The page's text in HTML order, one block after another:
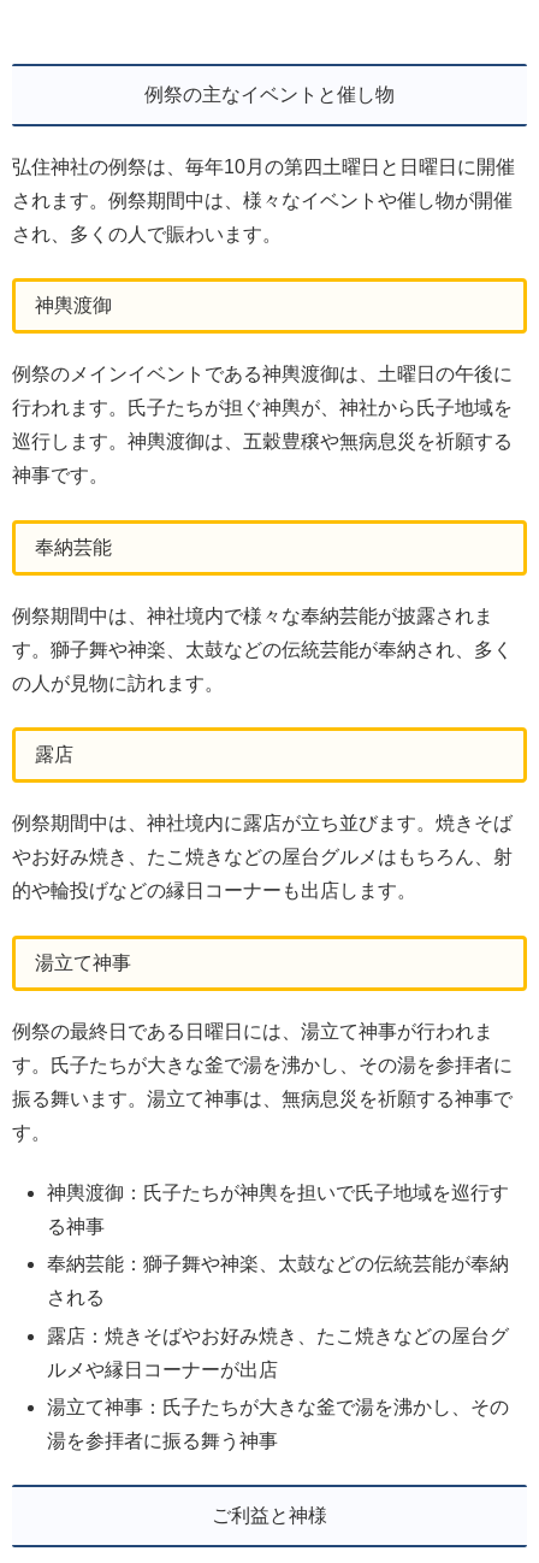
例祭の主なイベントと催し物
弘住神社の例祭は、毎年10月の第四土曜日と日曜日に開催
されます。例祭期間中は、様々なイベントや催し物が開催
され、多くの人で賑わいます。
神輿渡御
例祭のメインイベントである神輿渡御は、土曜日の午後に
行われます。氏子たちが担ぐ神輿が、神社から氏子地域を
巡行します。神輿渡御は、五穀豊穣や無病息災を祈願する
神事です。
奉納芸能
例祭期間中は、神社境内で様々な奉納芸能が披露されま
す。獅子舞や神楽、太鼓などの伝統芸能が奉納され、多く
の人が見物に訪れます。
露店
例祭期間中は、神社境内に露店が立ち並びます。焼きそば
やお好み焼き、たこ焼きなどの屋台グルメはもちろん、射
的や輪投げなどの縁日コーナーも出店します。
湯立て神事
例祭の最終日である日曜日には、湯立て神事が行われま
す。氏子たちが大きな釜で湯を沸かし、その湯を参拝者に
振る舞います。湯立て神事は、無病息災を祈願する神事で
す。
神輿渡御：氏子たちが神輿を担いで氏子地域を巡行す
る神事
奉納芸能：獅子舞や神楽、太鼓などの伝統芸能が奉納
される
露店：焼きそばやお好み焼き、たこ焼きなどの屋台グ
ルメや縁日コーナーが出店
湯立て神事：氏子たちが大きな釜で湯を沸かし、その
湯を参拝者に振る舞う神事
ご利益と神様